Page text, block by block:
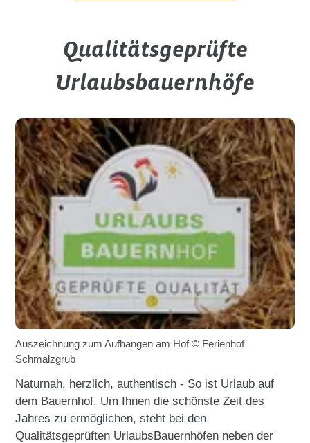
Qualitätsgeprüfte
Urlaubsbauernhöfe
Auszeichnung zum Aufhängen am Hof © Ferienhof
Schmalzgrub
Naturnah, herzlich, authentisch - So ist Urlaub auf
dem Bauernhof. Um Ihnen die schönste Zeit des
Jahres zu ermöglichen, steht bei den
Qualitätsgeprüften UrlaubsBauernhöfen neben der